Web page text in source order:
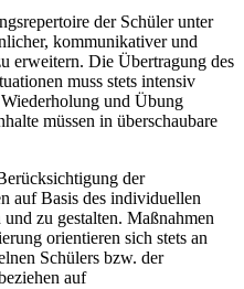
der Schüler unter
kommunikativer und
erweitern. Die Übertragung des
muss stets intensiv
und Übung
müssen in überschaubare
der
auf Basis des individuellen
zu gestalten. Maßnahmen
orientieren sich stets an
Schülers bzw. der
auf